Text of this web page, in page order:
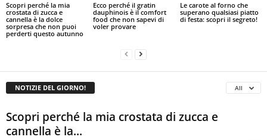
Scopri perché la mia
crostata di zucca e
cannella è la dolce
sorpresa che non puoi
perderti questo autunno
Ecco perché il gratin
dauphinois è il comfort
food che non sapevi di
voler provare
Le carote al forno che
superano qualsiasi piatto
di festa: scopri il segreto!
NOTIZIE DEL GIORNO! All
Scopri perché la mia crostata di zucca e
cannella è la...